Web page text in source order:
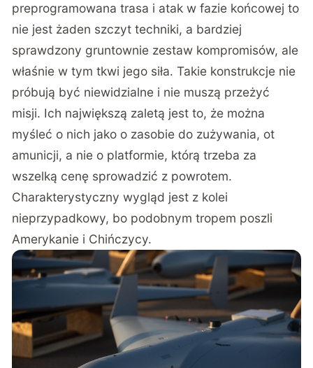
preprogramowana trasa i atak w fazie końcowej to
nie jest żaden szczyt techniki, a bardziej
sprawdzony gruntownie zestaw kompromisów, ale
właśnie w tym tkwi jego siła. Takie konstrukcje nie
próbują być niewidzialne i nie muszą przeżyć
misji. Ich największą zaletą jest to, że można
myśleć o nich jako o zasobie do zużywania, ot
amunicji, a nie o platformie, którą trzeba za
wszelką cenę sprowadzić z powrotem.
Charakterystyczny wygląd jest z kolei
nieprzypadkowy, bo podobnym tropem poszli
Amerykanie i Chińczycy.